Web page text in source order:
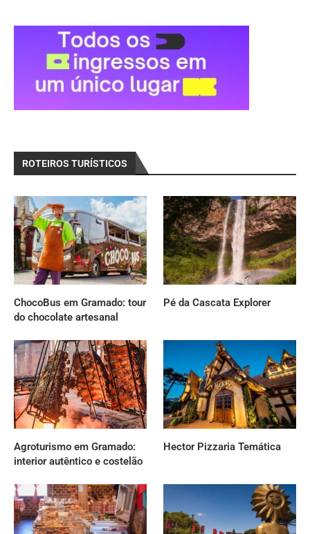
ROTEIROS TURÍSTICOS
ChocoBus em Gramado: tour
do chocolate artesanal
Pé da Cascata Explorer
Agroturismo em Gramado:
interior autêntico e costelão
Hector Pizzaria Temática